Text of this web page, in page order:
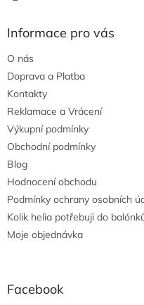
Informace pro vás
O nás
Doprava a Platba
Kontakty
Reklamace a Vrácení
Výkupní podmínky
Obchodní podmínky
Blog
Hodnocení obchodu
Podmínky ochrany osobních
Kolik helia potřebuji do
Moje objednávka
Facebook